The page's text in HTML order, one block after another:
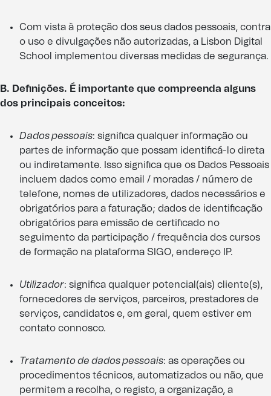
Com vista à proteção dos seus dados pessoais, contra
o uso e divulgações não autorizadas, a Lisbon Digital
School implementou diversas medidas de segurança.
B. Definições. É importante que compreenda alguns
dos principais conceitos:
Dados pessoais: significa qualquer informação ou
partes de informação que possam identificá-lo direta
ou indiretamente. Isso significa que os Dados Pessoais
incluem dados como email / moradas / número de
telefone, nomes de utilizadores, dados necessários e
obrigatórios para a faturação; dados de identificação
obrigatórios para emissão de certificado no
seguimento da participação / frequência dos cursos
de formação na plataforma SIGO, endereço IP.
Utilizador: significa qualquer potencial(ais) cliente(s),
fornecedores de serviços, parceiros, prestadores de
serviços, candidatos e, em geral, quem estiver em
contato connosco.
Tratamento de dados pessoais: as operações ou
procedimentos técnicos, automatizados ou não, que
permitem a recolha, o registo, a organização, a